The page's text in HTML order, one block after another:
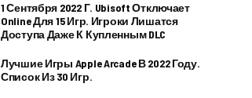
1 Сентября 2022 Г. Ubisoft Отключает
Online Для 15 Игр. Игроки Лишатся
Доступа Даже К Купленным DLC
Лучшие Игры Apple Arcade В 2022 Году.
Список Из 30 Игр.